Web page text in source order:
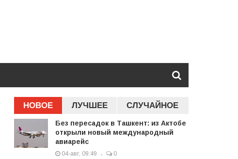
НОВОЕ ЛУЧШЕЕ СЛУЧАЙНОЕ
Без пересадок в Ташкент: из Актобе
открыли новый международный
авиарейс
04-авг, 09:49 0